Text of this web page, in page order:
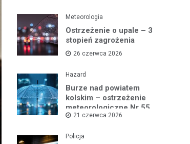
Meteorologia
Ostrzeżenie o upale – 3
stopień zagrożenia
26 czerwca 2026
Hazard
Burze nad powiatem
kolskim – ostrzeżenie
meteorologiczne Nr 55
21 czerwca 2026
Policja